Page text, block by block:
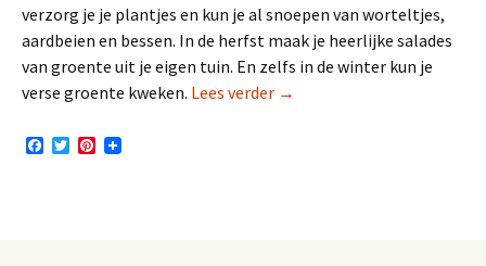
verzorg je je plantjes en kun je al snoepen van worteltjes,
aardbeien en bessen. In de herfst maak je heerlijke salades
van groente uit je eigen tuin. En zelfs in de winter kun je
verse groente kweken. Lees verder Mijn eerste moestuin
→
T
P